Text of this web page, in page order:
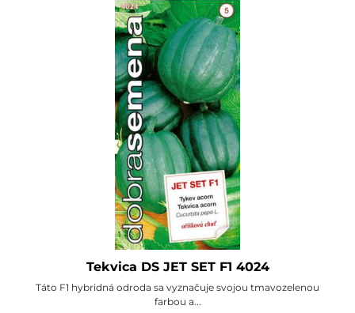
Tekvica DS JET SET F1 4024
Táto F1 hybridná odroda sa vyznačuje svojou tmavozelenou
farbou a...